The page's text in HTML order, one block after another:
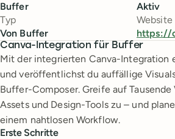
Buffer
Aktiv
Typ
Von Buffer
Website
https://
Canva-Integration für Buffer
Mit der integrierten Canva-Integration
und veröffentlichst du auffällige
Buffer-Composer. Greife auf Tausende
Assets und Design-Tools zu – und
einem nahtlosen Workflow.
Erste Schritte